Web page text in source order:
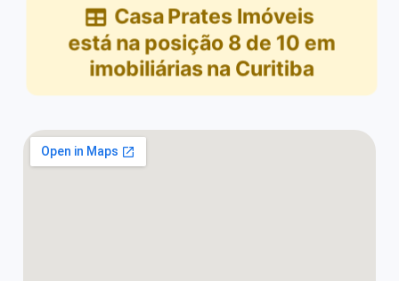
Casa Prates Imóveis
está na posição 8 de 10 em
imobiliárias na Curitiba